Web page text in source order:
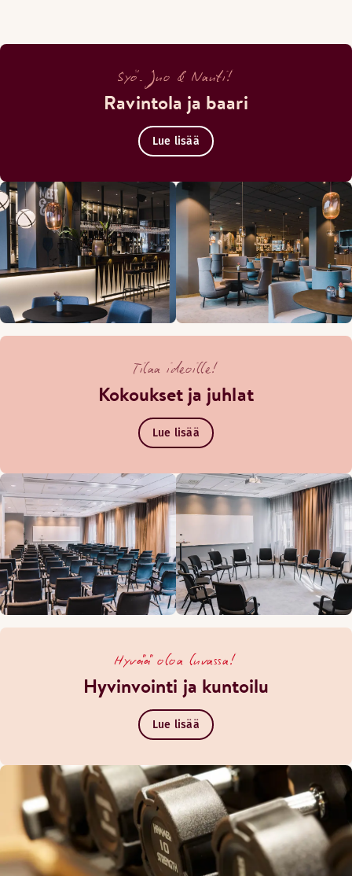
Syö. Juo & Nauti!
Ravintola ja baari
Lue lisää
Tilaa ideoille!
Kokoukset ja juhlat
Lue lisää
Hyvää oloa luvassa!
Hyvinvointi ja kuntoilu
Lue lisää